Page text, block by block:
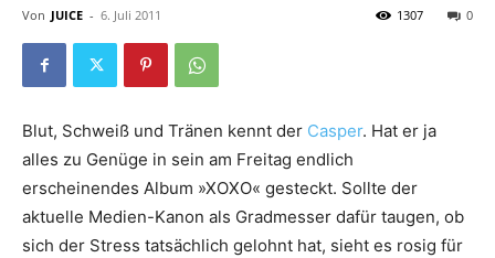
Von JUICE - 6. Juli 2011 0
1307
Blut, Schweiß und Tränen kennt der Casper. Hat er ja
alles zu Genüge in sein am Freitag endlich
erscheinendes Album »XOXO« gesteckt. Sollte der
aktuelle Medien-Kanon als Gradmesser dafür taugen, ob
sich der Stress tatsächlich gelohnt hat, sieht es rosig für